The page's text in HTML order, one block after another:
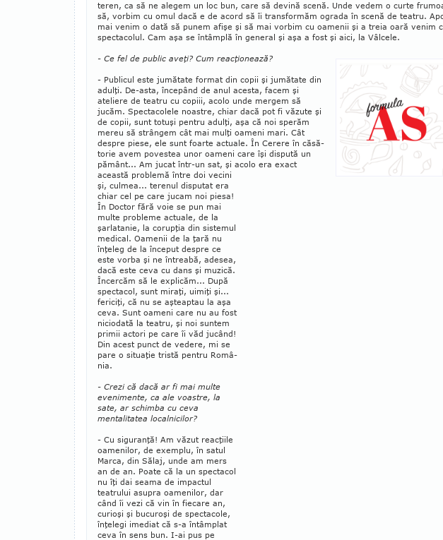
teren, ca să ne alegem un loc bun, care să devină scenă. Unde vedem o curte
să, vorbim cu omul dacă e de acord să îi trans­formăm ograda în scenă de teatru.
mai venim o dată să punem afişe şi să mai vorbim cu oa­menii şi a treia oară venim
spectacolul. Cam aşa se întâmplă în general şi aşa a fost şi aici, la Vâlcele.
- Ce fel de public aveţi? Cum reacţionează?
- Publicul este jumătate format din copii şi jumătate din
adulţi. De-asta, începând de anul acesta, facem şi
ateliere de teatru cu copiii, acolo unde mergem să
jucăm. Spectacolele noastre, chiar dacă pot fi văzute şi
de copii, sunt totuşi pentru adulţi, aşa că noi sperăm
mereu să strân­gem cât mai mulţi oameni mari. Cât
despre piese, ele sunt foarte actuale. În Cerere în căsă­
torie avem povestea unor oameni care îşi dispută un
pământ... Am jucat într-un sat, şi acolo era exact
această problemă între doi vecini
şi, culmea... terenul disputat era
chiar cel pe care jucam noi piesa!
În Doctor fără voie se pun mai
multe probleme actuale, de la
şarlatanie, la corupţia din sistemul
medical. Oamenii de la ţară nu
înţeleg de la început despre ce
este vorba şi ne întreabă, adesea,
dacă este ceva cu dans şi muzică.
Încercăm să le explicăm... După
spec­tacol, sunt miraţi, uimiţi şi...
fericiţi, că nu se aşteaptau la aşa
ceva. Sunt oameni care nu au fost
niciodată la teatru, şi noi suntem
primii actori pe care îi văd jucând!
Din acest punct de vedere, mi se
pare o situaţie tristă pentru Ro­mâ­
nia.
- Crezi că dacă ar fi mai multe
evenimente, ca ale voastre, la
sate, ar schimba cu ceva
mentalitatea localnicilor?
- Cu siguranţă! Am văzut reacţiile
oamenilor, de exemplu, în satul
Marca, din Sălaj, unde am mers
an de an. Poate că la un spectacol
nu îţi dai seama de impactul
teatrului asupra oa­me­nilor, dar
când îi vezi că vin în fiecare an,
cu­rioşi şi bucuroşi de spectacole,
înţelegi imediat că s-a întâmplat
ceva în sens bun. I-ai pus pe